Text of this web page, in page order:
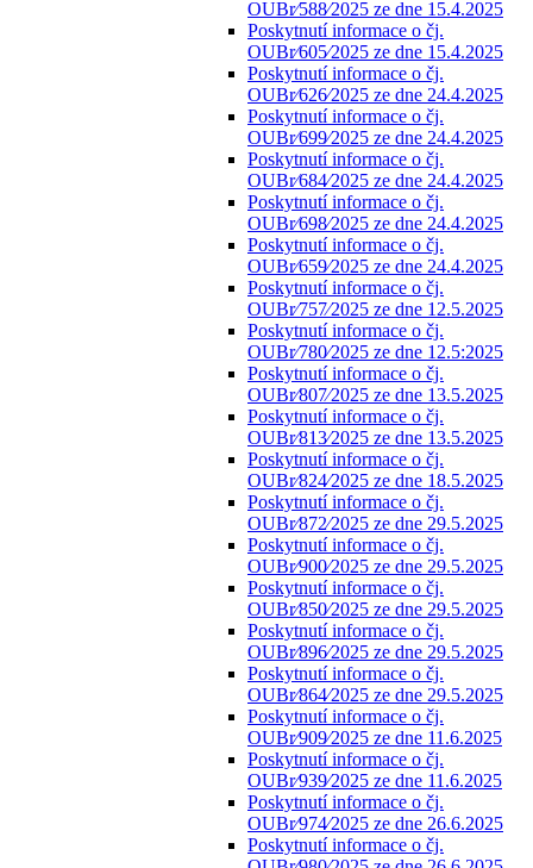
OUBr⁄588⁄2025 ze dne 15.4.2025
Poskytnutí informace o čj.
OUBr⁄605⁄2025 ze dne 15.4.2025
Poskytnutí informace o čj.
OUBr⁄626⁄2025 ze dne 24.4.2025
Poskytnutí informace o čj.
OUBr⁄699⁄2025 ze dne 24.4.2025
Poskytnutí informace o čj.
OUBr⁄684⁄2025 ze dne 24.4.2025
Poskytnutí informace o čj.
OUBr⁄698⁄2025 ze dne 24.4.2025
Poskytnutí informace o čj.
OUBr⁄659⁄2025 ze dne 24.4.2025
Poskytnutí informace o čj.
OUBr⁄757⁄2025 ze dne 12.5.2025
Poskytnutí informace o čj.
OUBr⁄780⁄2025 ze dne 12.5:2025
Poskytnutí informace o čj.
OUBr⁄807⁄2025 ze dne 13.5.2025
Poskytnutí informace o čj.
OUBr⁄813⁄2025 ze dne 13.5.2025
Poskytnutí informace o čj.
OUBr⁄824⁄2025 ze dne 18.5.2025
Poskytnutí informace o čj.
OUBr⁄872⁄2025 ze dne 29.5.2025
Poskytnutí informace o čj.
OUBr⁄900⁄2025 ze dne 29.5.2025
Poskytnutí informace o čj.
OUBr⁄850⁄2025 ze dne 29.5.2025
Poskytnutí informace o čj.
OUBr⁄896⁄2025 ze dne 29.5.2025
Poskytnutí informace o čj.
OUBr⁄864⁄2025 ze dne 29.5.2025
Poskytnutí informace o čj.
OUBr⁄909⁄2025 ze dne 11.6.2025
Poskytnutí informace o čj.
OUBr⁄939⁄2025 ze dne 11.6.2025
Poskytnutí informace o čj.
OUBr⁄974⁄2025 ze dne 26.6.2025
Poskytnutí informace o čj.